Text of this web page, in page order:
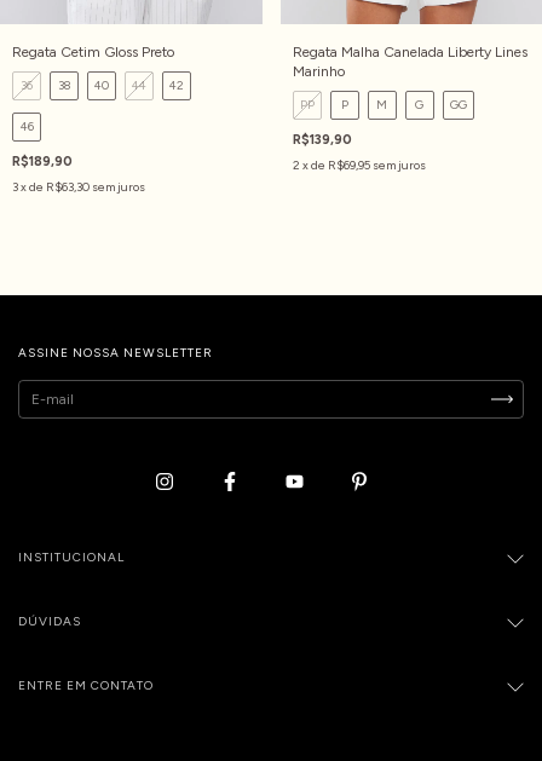
Regata Cetim Gloss Preto
36 38 40 44 42
46
R$189,90
3x de R$63,30 sem juros
Regata Malha Canelada Liberty Lines
Marinho
PP P M G GG
R$139,90
2 x de R$69,95 sem juros
ASSINE NOSSA NEWSLETTER
INSTITUCIONAL
DÚVIDAS
ENTRE EM CONTATO